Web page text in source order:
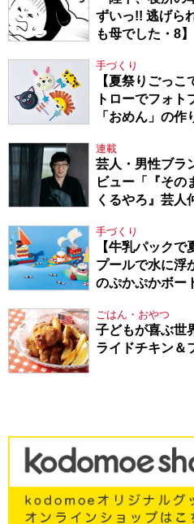
ずいっ!! 逃げら
も母でした・8】
手づくり
【夏祭りごっ
トローでフォ
「おめん」の作
連載
芸人・男性ブラ
ビュー「『その
くるやろ』芸人
手づくり
【牛乳パック
プールで水に浮
のぷかぷかボー
ごはん・おやつ
子どもが喜ぶ世
ライドチキン＆